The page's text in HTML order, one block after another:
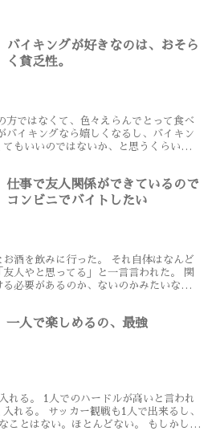
バイキングが好きなのは、おそら
く貧乏性。
方ではなくて、色々えらんでとって食べ
バイキングなら嬉しくなるし、バイキン
もいいのではないか、と思うくらいバイ
仕事で友人関係ができているので
コンビニでバイトしたい
酒を飲みに行った。 それ自体はなんど
人やと思ってる」と一言言われた。 関
必要があるのか、ないのかみたいな話に
一人で楽しめるの、最強
れる。 1人でのハードルが高いと言われ
れる。 サッカー観戦も1人で出来るし、
ことはない。ほとんどない。 もしかした